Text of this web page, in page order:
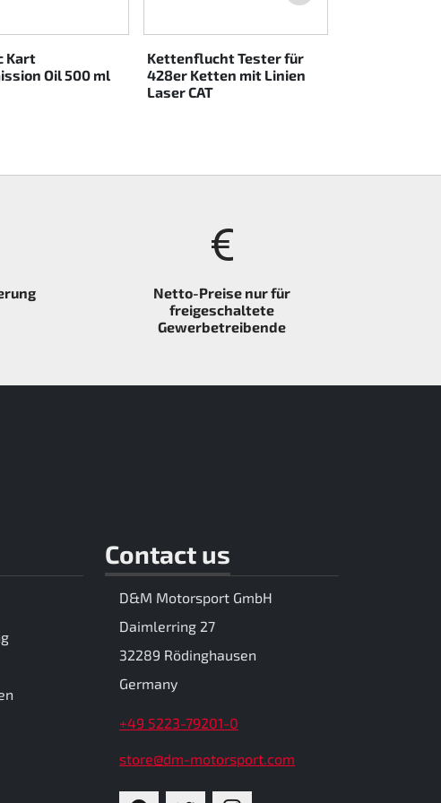
Kart
Oil 500 ml
Kettenflucht Tester für
428er Ketten mit Linien
Laser CAT
Netto-Preise nur für
freigeschaltete
Gewerbetreibende
Contact us
D&M Motorsport GmbH
Daimlerring 27
32289 Rödinghausen
Germany
+49 5223-79201-0
store@dm-motorsport.com